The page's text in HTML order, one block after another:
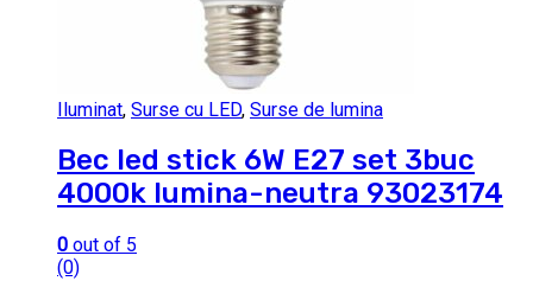
Iluminat, Surse cu LED, Surse de lumina
Bec led stick 6W E27 set 3buc
4000k lumina-neutra 93023174
0 out of 5
(0)